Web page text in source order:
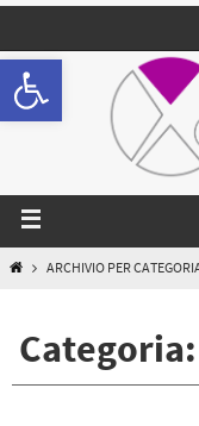
Open toolbar
ARCHIVIO PER